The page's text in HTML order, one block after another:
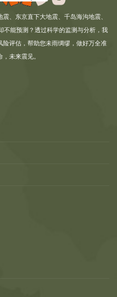
、东京直下大地震、千岛海沟地震、
不能预测？透过科学的监测与分析，我
评估，帮助您未雨绸缪，做好万全准
未来震见。